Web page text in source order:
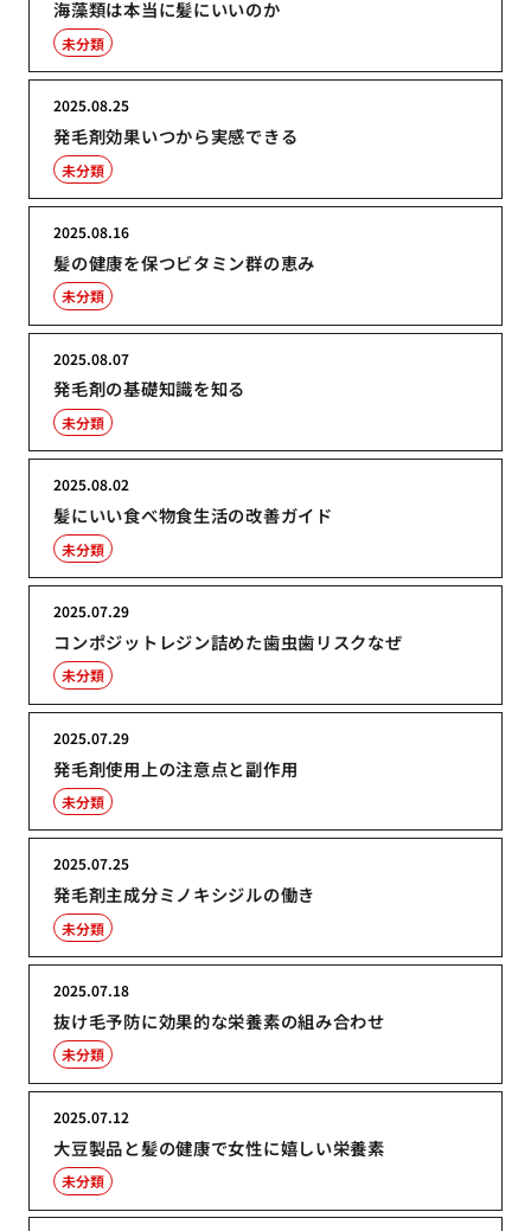
海藻類は本当に髪にいいのか
未分類
発毛剤効果いつから実感できる
2025.08.25
未分類
髪の健康を保つビタミン群の恵み
2025.08.16
未分類
発毛剤の基礎知識を知る
2025.08.07
未分類
髪にいい食べ物食生活の改善ガイド
2025.08.02
未分類
コンポジットレジン詰めた歯虫歯リスクなぜ
2025.07.29
未分類
発毛剤使用上の注意点と副作用
2025.07.29
未分類
発毛剤主成分ミノキシジルの働き
2025.07.25
未分類
抜け毛予防に効果的な栄養素の組み合わせ
2025.07.18
未分類
大豆製品と髪の健康で女性に嬉しい栄養素
2025.07.12
未分類